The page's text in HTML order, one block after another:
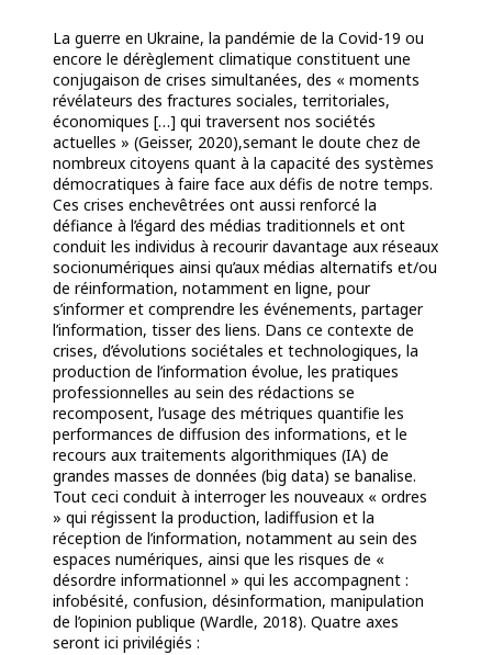
La guerre en Ukraine, la pandémie de la Covid-19 ou
encore le dérèglement climatique constituent une
conjugaison de crises simultanées, des « moments
révélateurs des fractures sociales, territoriales,
économiques […] qui traversent nos sociétés
actuelles » (Geisser, 2020),semant le doute chez de
nombreux citoyens quant à la capacité des systèmes
démocratiques à faire face aux défis de notre temps.
Ces crises enchevêtrées ont aussi renforcé la
défiance à l’égard des médias traditionnels et ont
conduit les individus à recourir davantage aux réseaux
socionumériques ainsi qu’aux médias alternatifs et/ou
de réinformation, notamment en ligne, pour
s’informer et comprendre les événements, partager
l’information, tisser des liens. Dans ce contexte de
crises, d’évolutions sociétales et technologiques, la
production de l’information évolue, les pratiques
professionnelles au sein des rédactions se
recomposent, l’usage des métriques quantifie les
performances de diffusion des informations, et le
recours aux traitements algorithmiques (IA) de
grandes masses de données (big data) se banalise.
Tout ceci conduit à interroger les nouveaux « ordres
» qui régissent la production, ladiffusion et la
réception de l’information, notamment au sein des
espaces numériques, ainsi que les risques de «
désordre informationnel » qui les accompagnent :
infobésité, confusion, désinformation, manipulation
de l’opinion publique (Wardle, 2018). Quatre axes
seront ici privilégiés :